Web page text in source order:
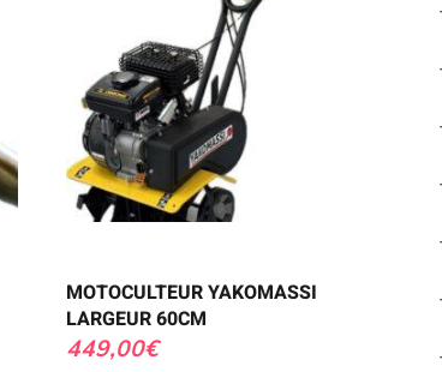
MOTOCULTEUR YAKOMASSI
LARGEUR 60CM
449,00€